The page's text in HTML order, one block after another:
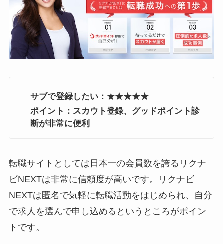
サブで登録したい：★★★★★
ポイント：スカウト登録、グッドポイント診
断が非常に便利
転職サイトとしては日本一の会員数を誇るリクナ
ビNEXTは非常に信頼度が高いです。リクナビ
NEXTは匿名で気軽に転職活動をはじめられ、自分
で求人を選んで申し込めるというところがポイン
トです。